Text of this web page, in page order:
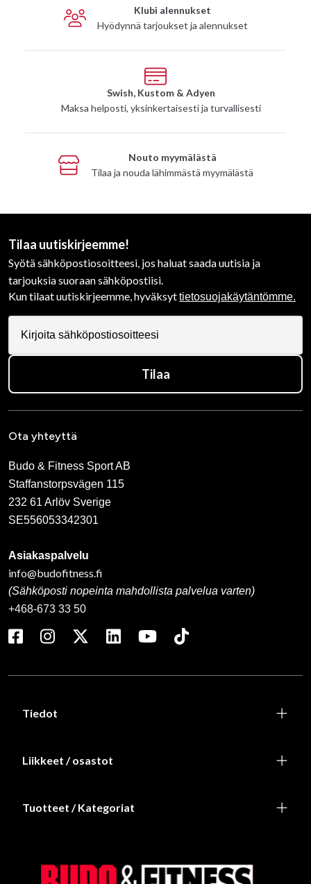
Klubi alennukset
Hyödynnä tarjoukset ja alennukset
Swish, Kustom & Adyen
Maksa helposti, yksinkertaisesti ja turvallisesti
Nouto myymälästä
Tilaa ja nouda lähimmästä myymälästä
Tilaa uutiskirjeemme!
Syötä sähköpostiosoitteesi, jos haluat saada uutisia ja
tarjouksia suoraan sähköpostiisi.
Kun tilaat uutiskirjeemme, hyväksyttietosuojakäytäntömme.
Tilaa
Ota yhteyttä
Budo & Fitness Sport AB
Staffanstorpsvägen 115
232 61 Arlöv Sverige
SE556053342301
Asiakaspalvelu
info@budofitness.fi
(Sähköposti nopeinta mahdollista palvelua varten)
+468-673 33 50
Tiedot
Liikkeet / osastot
Tuotteet / Kategoriat